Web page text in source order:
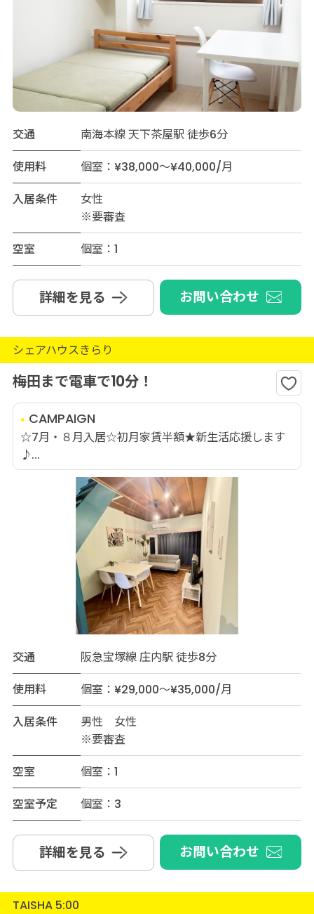
交通
南海本線 天下茶屋駅 徒歩6分
使用料
個室：¥38,000～¥40,000/月
入居条件
女性
※要審査
空室
個室：1
詳細を見る お問い合わせ
シェアハウスきらり
梅田まで電車で10分！
CAMPAIGN
☆7月・８月入居☆初月家賃半額★新生活応援します
♪...
交通
阪急宝塚線 庄内駅 徒歩8分
使用料
個室：¥29,000～¥35,000/月
入居条件
男性 女性
※要審査
空室
個室：1
空室予定
個室：3
詳細を見る お問い合わせ
TAISHA 5:00